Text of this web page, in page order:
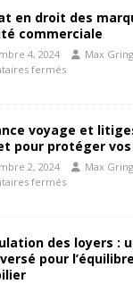
en droit des
commerciale
4, 2024
Max
fermés
voyage et
pour protéger
2, 2024
Max
fermés
des loyers :
pour